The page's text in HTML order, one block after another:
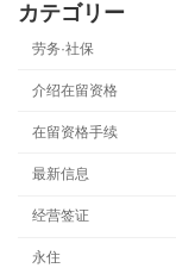
カテゴリー
劳务·社保
介绍在留资格
在留资格手续
最新信息
经营签证
永住